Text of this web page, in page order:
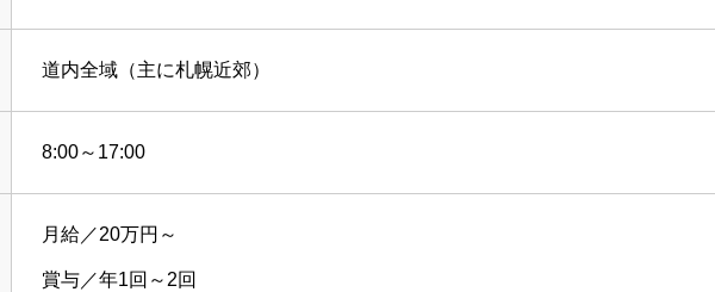
道内全域（主に札幌近郊）
8:00～17:00
月給／20万円～
賞与／年1回～2回